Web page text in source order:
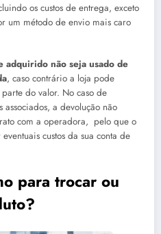
os custos de entrega, exceto
um método de envio mais caro
adquirido não seja usado de
, caso contrário a loja pode
do valor. No caso de
associados, a devolução não
com a operadora, pelo que o
custos da sua conta de
para trocar ou